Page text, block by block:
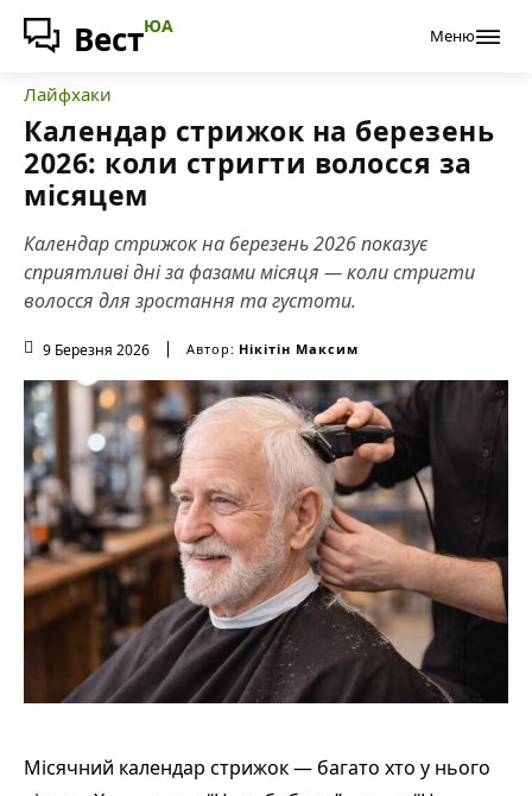
ВестЮА Меню
Лайфхаки
Календар стрижок на березень
2026: коли стригти волосся за
місяцем
Календар стрижок на березень 2026 показує
сприятливі дні за фазами місяця — коли стригти
волосся для зростання та густоти.
9 Березня 2026 Автор: Нікітін Максим
Місячний календар стрижок — багато хто у нього